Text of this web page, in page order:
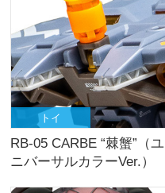
トイ
RB-05 CARBE “棘蟹”（ユ
ニバーサルカラーVer.）